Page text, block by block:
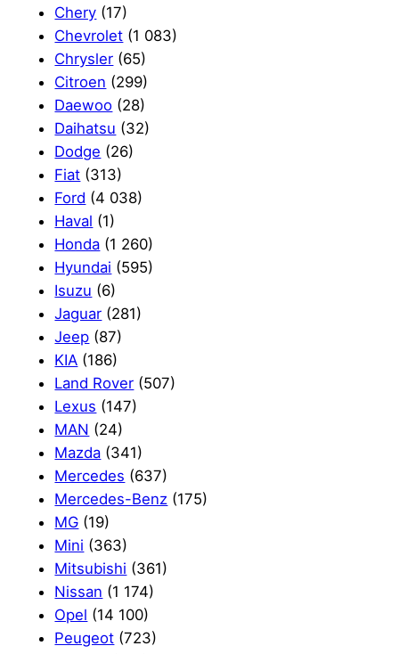
Chery (17)
Chevrolet (1 083)
Chrysler (65)
Citroen (299)
Daewoo (28)
Daihatsu (32)
Dodge (26)
Fiat (313)
Ford (4 038)
Haval (1)
Honda (1 260)
Hyundai (595)
Isuzu (6)
Jaguar (281)
Jeep (87)
KIA (186)
Land Rover (507)
Lexus (147)
MAN (24)
Mazda (341)
Mercedes (637)
Mercedes-Benz (175)
MG (19)
Mini (363)
Mitsubishi (361)
Nissan (1 174)
Opel (14 100)
Peugeot (723)